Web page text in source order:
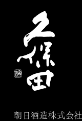
朝日酒造株式会社